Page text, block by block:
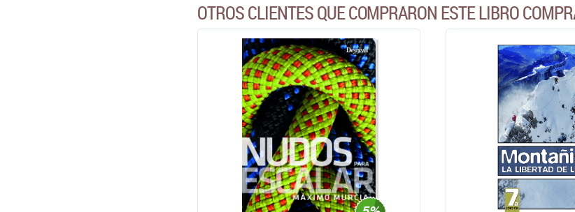
OTROS CLIENTES QUE COMPRARON ESTE LIBRO